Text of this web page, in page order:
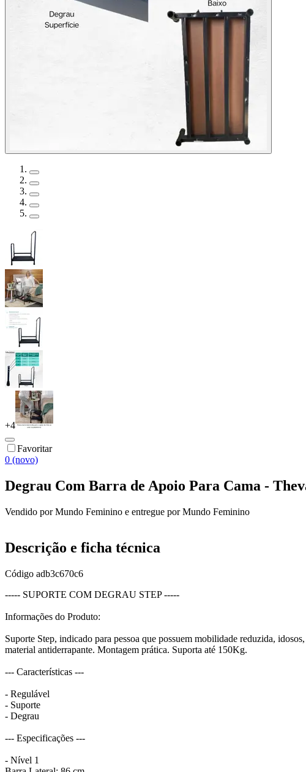
+4
Favoritar
0 (novo)
Degrau Com Barra de Apoio Para Cama -
Vendido porMundo Feminino e entregue por Mundo Feminino
Descrição e ficha técnica
Código adb3c670c6
----- SUPORTE COM DEGRAU STEP -----
Informações do Produto:
Suporte Step, indicado para pessoa que possuem mobilidade reduzida,
material antiderrapante. Montagem prática. Suporta até 150Kg.
--- Características ---
- Regulável
- Suporte
- Degrau
--- Especificações ---
- Nível 1